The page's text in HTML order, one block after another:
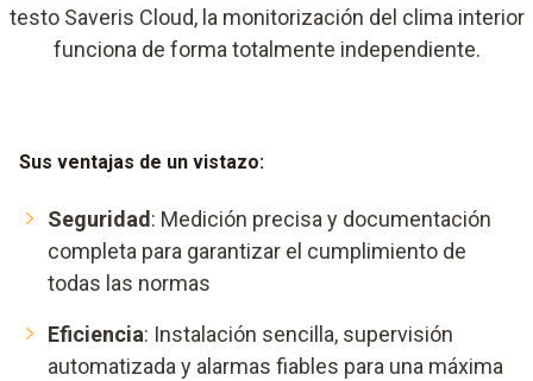
testo Saveris Cloud, la monitorización del clima interior
funciona de forma totalmente independiente.
Sus ventajas de un vistazo:
Seguridad: Medición precisa y documentación
completa para garantizar el cumplimiento de
todas las normas
Eficiencia: Instalación sencilla, supervisión
automatizada y alarmas fiables para una máxima